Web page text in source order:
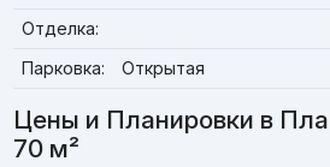
Отделка:
Парковка:
Открытая
Цены и Планировки в
70 м²